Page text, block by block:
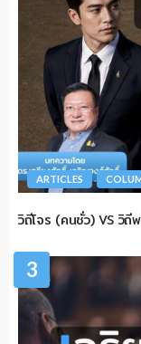
ARTICLES
วิถีโจร (คนชั่ว) VS วิถี
3